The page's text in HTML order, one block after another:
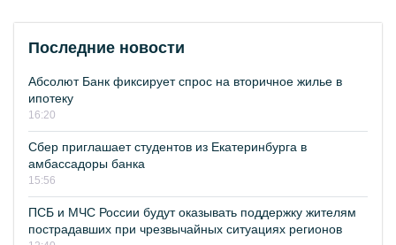
Последние новости
Абсолют Банк фиксирует спрос на вторичное жилье в
ипотеку
16:20
Сбер приглашает студентов из Екатеринбурга в
амбассадоры банка
15:56
ПСБ и МЧС России будут оказывать поддержку жителям
пострадавших при чрезвычайных ситуациях регионов